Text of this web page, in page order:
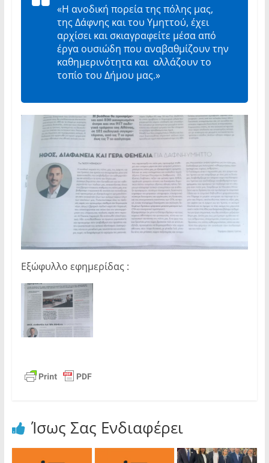
«Η ανοδική πορεία της πόλης μας,
της Δάφνης και του Υμηττού, έχει
αρχίσει και σκιαγραφείτε μέσα από
έργα ουσιώδη που αναβαθμίζουν την
καθημερινότητα και αλλάζουν το
τοπίο του Δήμου μας.»
Εξώφυλλο εφημερίδας :
Ίσως Σας Ενδιαφέρει